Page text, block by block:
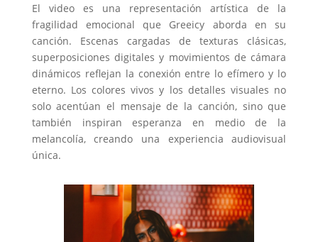
El video es una representación artística de la
fragilidad emocional que Greeicy aborda en su
canción. Escenas cargadas de texturas clásicas,
superposiciones digitales y movimientos de cámara
dinámicos reflejan la conexión entre lo efímero y lo
eterno. Los colores vivos y los detalles visuales no
solo acentúan el mensaje de la canción, sino que
también inspiran esperanza en medio de la
melancolía, creando una experiencia audiovisual
única.